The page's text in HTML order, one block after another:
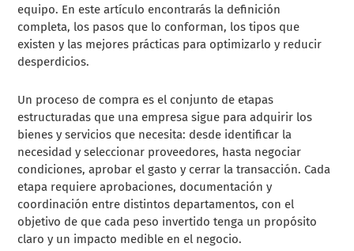
equipo. En este artículo encontrarás la definición
completa, los pasos que lo conforman, los tipos que
existen y las mejores prácticas para optimizarlo y reducir
desperdicios.
Un proceso de compra es el conjunto de etapas
estructuradas que una empresa sigue para adquirir los
bienes y servicios que necesita: desde identificar la
necesidad y seleccionar proveedores, hasta negociar
condiciones, aprobar el gasto y cerrar la transacción. Cada
etapa requiere aprobaciones, documentación y
coordinación entre distintos departamentos, con el
objetivo de que cada peso invertido tenga un propósito
claro y un impacto medible en el negocio.